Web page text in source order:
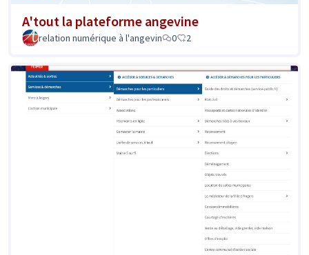
A'tout la plateforme angevine
relation numérique à l'angevin 0 2